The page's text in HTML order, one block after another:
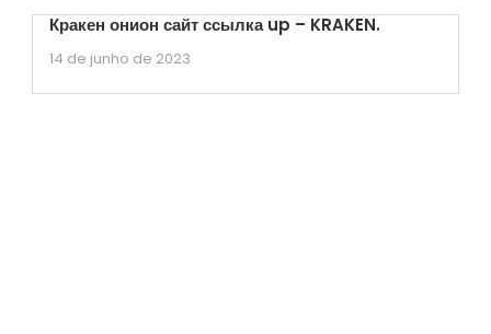
Кракен онион сайт ссылка up – KRAKEN.
14 de junho de 2023